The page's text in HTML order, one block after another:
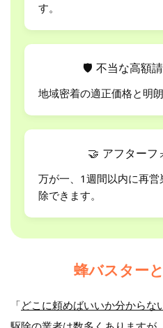
す。
🛡 不当な高額
地域密着の適正価格と明
🤝 アフターフ
万が一、1週間以内に再
除できます。
蜂バスター
「どこに頼めばいいか分からな